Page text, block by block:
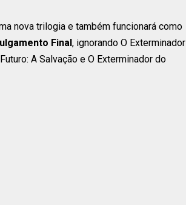
nova trilogia e também funcionará como
Final, ignorando O Exterminador
A Salvação e O Exterminador do